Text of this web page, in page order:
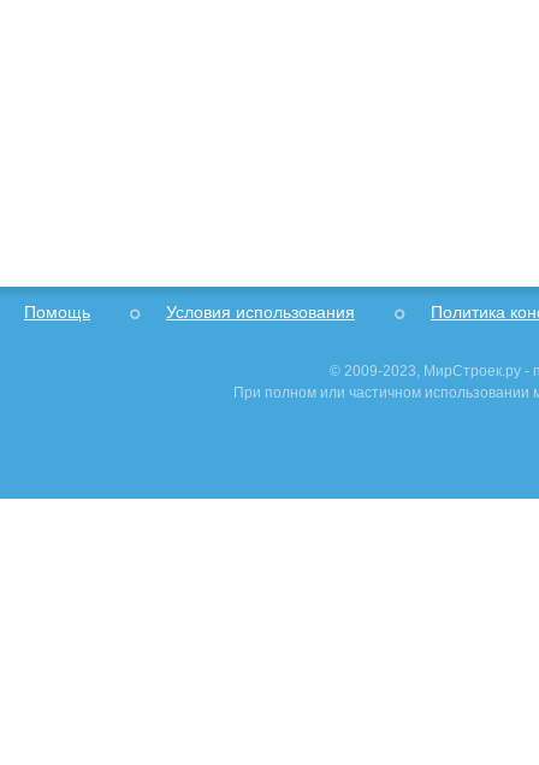
Помощь Условия использования Политика
© 2009-2023, МирСтроек.ру -
При полном или частичном использовании